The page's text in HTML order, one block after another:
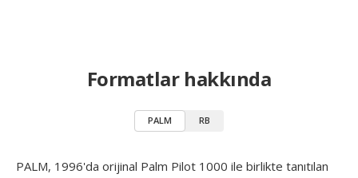
Formatlar hakkında
PALM RB
PALM, 1996'da orijinal Palm Pilot 1000 ile birlikte tanıtılan